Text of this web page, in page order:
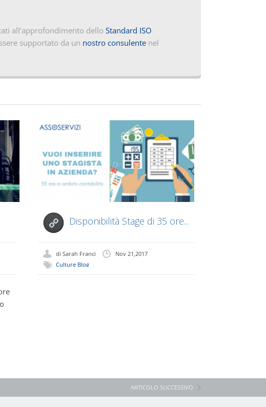
all’approfondimento dello Standard ISO
supportato da un nostro consulente nel
Disponibilità Stage di 35 ore...
diSarah Franci
Nov 21,2017
Culture Blog
ARTICOLO SUCCESSIVO